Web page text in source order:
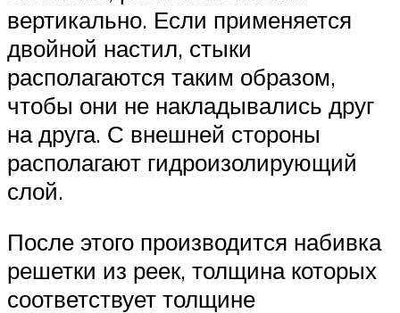
вертикально. Если применяется
двойной настил, стыки
располагаются таким образом,
чтобы они не накладывались друг
на друга. С внешней стороны
располагают гидроизолирующий
слой.
После этого производится набивка
решетки из реек, толщина которых
соответствует толщине